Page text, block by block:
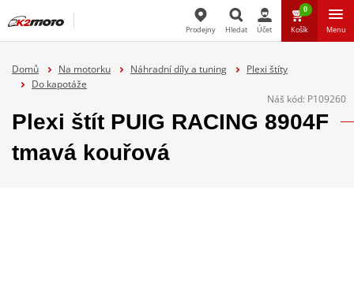
Prodejny Hledat Účet
0
Košík Menu
Domů Na motorku Náhradní díly a tuning
Plexi štíty
Do kapotáže
Náš kód: P109260
Plexi štít PUIG RACING 8904F
tmavá kouřová